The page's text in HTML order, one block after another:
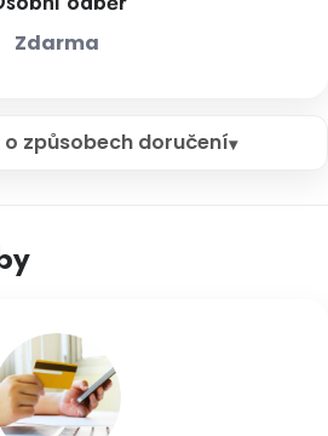
Zdarma
způsobech doručení